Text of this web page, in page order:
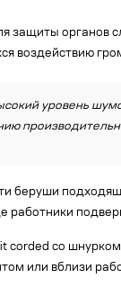
органов
воздействию
уровень
беруши
работники
со
или вблизи